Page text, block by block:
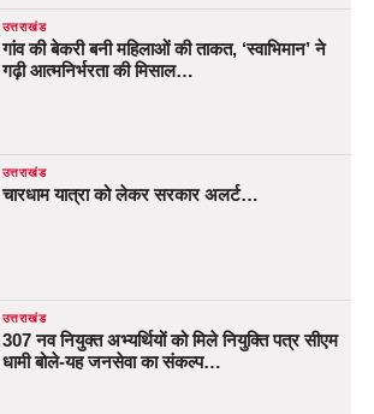
उत्तराखंड
गांव की बेकरी बनी महिलाओं की ताकत, ‘स्वाभिमान’ ने
गढ़ी आत्मनिर्भरता की मिसाल…
उत्तराखंड
चारधाम यात्रा को लेकर सरकार अलर्ट…
उत्तराखंड
307 नव नियुक्त अभ्यर्थियों को मिले नियुक्ति पत्र सीएम
धामी बोले-यह जनसेवा का संकल्प…